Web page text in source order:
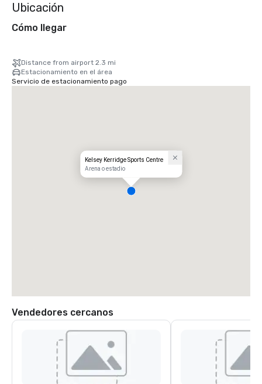
Ubicación
Cómo llegar
Distance from airport 2.3 mi
Estacionamiento en el área
Servicio de estacionamiento pago
Kelsey Kerridge Sports Centre
Arena o estadio
Vendedores cercanos